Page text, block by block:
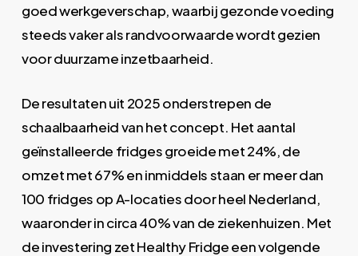
goed werkgeverschap, waarbij gezonde voeding
steeds vaker als randvoorwaarde wordt gezien
voor duurzame inzetbaarheid.
De resultaten uit 2025 onderstrepen de
schaalbaarheid van het concept. Het aantal
geïnstalleerde fridges groeide met 24%, de
omzet met 67% en inmiddels staan er meer dan
100 fridges op A-locaties door heel Nederland,
waaronder in circa 40% van de ziekenhuizen. Met
de investering zet Healthy Fridge een volgende